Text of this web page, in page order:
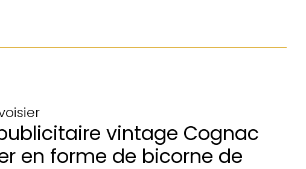
vintage Cognac
en forme de bicorne de